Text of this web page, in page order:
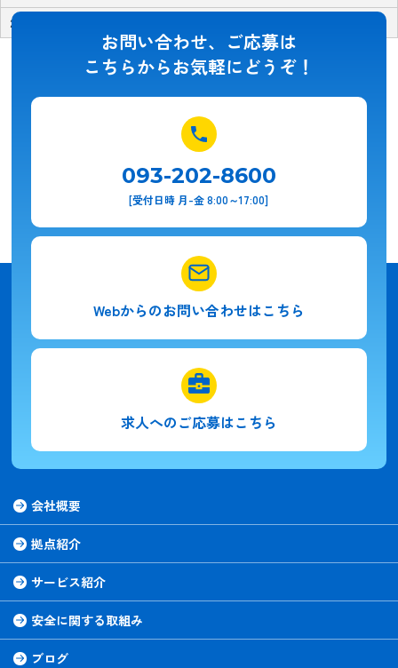
2017年11月 (1)
お問い合わせ、ご応募は
こちらからお気軽にどうぞ！
093-202-8600
[受付日時 月-金 8:00～17:00]
Webからのお問い合わせはこちら
求人へのご応募はこちら
会社概要
拠点紹介
サービス紹介
安全に関する取組み
ブログ